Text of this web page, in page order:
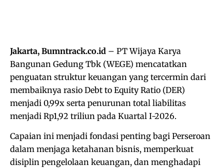
Jakarta, Bumntrack.co.id – PT Wijaya Karya
Bangunan Gedung Tbk (WEGE) mencatatkan
penguatan struktur keuangan yang tercermin dari
membaiknya rasio Debt to Equity Ratio (DER)
menjadi 0,99x serta penurunan total liabilitas
menjadi Rp1,92 triliun pada Kuartal I-2026.
Capaian ini menjadi fondasi penting bagi Perseroan
dalam menjaga ketahanan bisnis, memperkuat
disiplin pengelolaan keuangan, dan menghadapi